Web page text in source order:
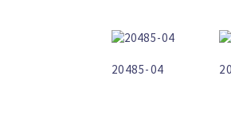
20485-04